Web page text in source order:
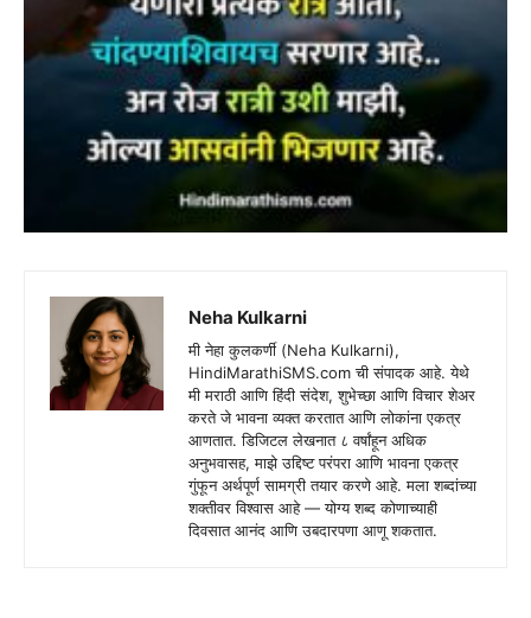
Neha Kulkarni
मी नेहा कुलकर्णी (Neha Kulkarni),
HindiMarathiSMS.com ची संपादक आहे. येथे
मी मराठी आणि हिंदी संदेश, शुभेच्छा आणि विचार शेअर
करते जे भावना व्यक्त करतात आणि लोकांना एकत्र
आणतात. डिजिटल लेखनात ८ वर्षांहून अधिक
अनुभवासह, माझे उद्दिष्ट परंपरा आणि भावना एकत्र
गुंफून अर्थपूर्ण सामग्री तयार करणे आहे. मला शब्दांच्या
शक्तीवर विश्वास आहे — योग्य शब्द कोणाच्याही
दिवसात आनंद आणि उबदारपणा आणू शकतात.